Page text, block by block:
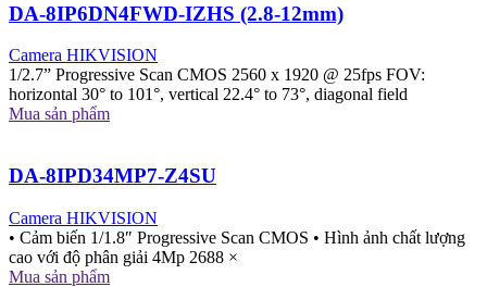
DA-8IP6DN4FWD-IZHS (2.8-12mm)
Camera HIKVISION
1/2.7” Progressive Scan CMOS 2560 x 1920 @ 25fps FOV:
horizontal 30° to 101°, vertical 22.4° to 73°, diagonal field
Mua sản phẩm
DA-8IPD34MP7-Z4SU
Camera HIKVISION
• Cảm biến 1/1.8″ Progressive Scan CMOS • Hình ảnh chất lượng
cao với độ phân giải 4Mp 2688 ×
Mua sản phẩm